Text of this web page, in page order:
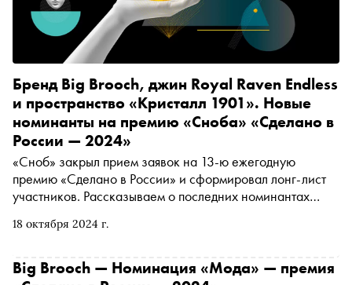
18 октября 2024 г.
Бренд Big Brooch, джин Royal Raven Endless
и пространство «Кристалл 1901». Новые
номинанты на премию «Сноба» «Сделано в
России — 2024»
«Сноб» закрыл прием заявок на 13-ю ежегодную
премию «Сделано в России» и сформировал лонг-лист
участников. Рассказываем о последних номинантах
Big Brooch — Номинация «Мода» — премия